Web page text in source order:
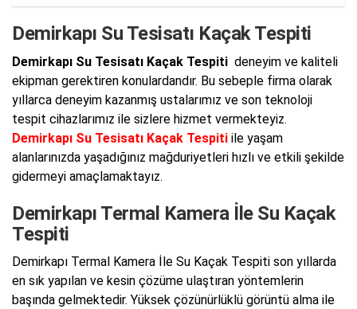
Demirkapı Su Tesisatı Kaçak Tespiti
Demirkapı Su Tesisatı Kaçak Tespiti deneyim ve kaliteli
ekipman gerektiren konulardandır. Bu sebeple firma olarak
yıllarca deneyim kazanmış ustalarımız ve son teknoloji
tespit cihazlarımız ile sizlere hizmet vermekteyiz.
Demirkapı Su Tesisatı Kaçak Tespiti ile yaşam
alanlarınızda yaşadığınız mağduriyetleri hızlı ve etkili şekilde
gidermeyi amaçlamaktayız.
Demirkapı Termal Kamera İle Su Kaçak
Tespiti
Demirkapı Termal Kamera İle Su Kaçak Tespiti son yıllarda
en sık yapılan ve kesin çözüme ulaştıran yöntemlerin
başında gelmektedir. Yüksek çözünürlüklü görüntü alma ile